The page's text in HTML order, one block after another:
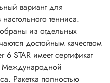
вариант для
тенниса.
из отдельных
достойным качеством
Международной
Ракетка полностью